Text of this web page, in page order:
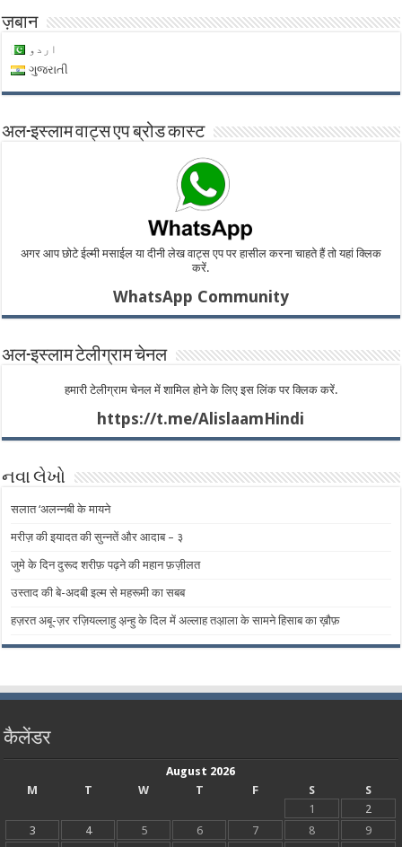
ज़बान
اردو
ગુજરાતી
अल-इस्लाम वाट्स एप ब्रोड कास्ट
अगर आप छोटे ईल्मी मसाईल या दीनी लेख वाट्स एप पर हासील करना चाहते हैं तो यहां क्लिक
करें.
WhatsApp Community
अल-इस्लाम टेलीग्राम चेनल
हमारी टेलीग्राम चेनल में शामिल होने के लिए इस लिंक पर क्लिक करें.
https://t.me/AlislaamHindi
નવા લેખો
सलात ‘अलन्नबी के मायने
मरीज़ की इयादत की सुन्नतें और आदाब – ​​३
जुमे के दिन दुरूद शरीफ़ पढ़ने की महान फ़ज़ीलत
उस्ताद की बे-अदबी इल्म से महरूमी का सबब
हज़रत अबू-ज़र रज़ियल्लाहु अ़न्हु के दिल में अल्लाह तअ़ाला के सामने हिसाब का ख़ौफ़
कैलेंडर
August 2026
M
T W T F S
S
1
2
3
4 5 6 7 8
9